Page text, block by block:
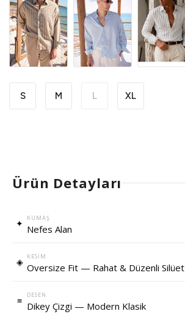
S M L XL
Ürün Detayları
✦ KUMAŞ
Nefes Alan
◈ KESIM
Oversize Fit — Rahat & Düzenli Silüet
≡ DESEN
Dikey Çizgi — Modern Klasik